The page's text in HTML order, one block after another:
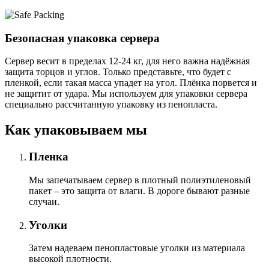
Безопасная упаковка сервера
Сервер весит в пределах 12-24 кг, для него важна надёжная
защита торцов и углов. Только представьте, что будет с
пленкой, если такая масса упадет на угол. Плёнка порвется и
не защитит от удара. Мы используем для упаковки сервера
специально расcчитанную упаковку из пенопласта.
Как упаковываем мы
Пленка
Мы запечатываем сервер в плотный полиэтиленовый
пакет – это защита от влаги. В дороге бывают разные
случаи.
Уголки
Затем надеваем пенопластовые уголки из материала
высокой плотности.